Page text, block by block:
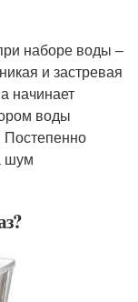
наборе воды –
и застревая
начинает
воды
Постепенно
шум